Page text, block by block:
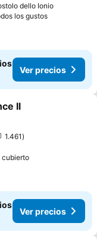
dello Ionio
los gustos
Ver precios
Il
1.461
cubierto
Ver precios